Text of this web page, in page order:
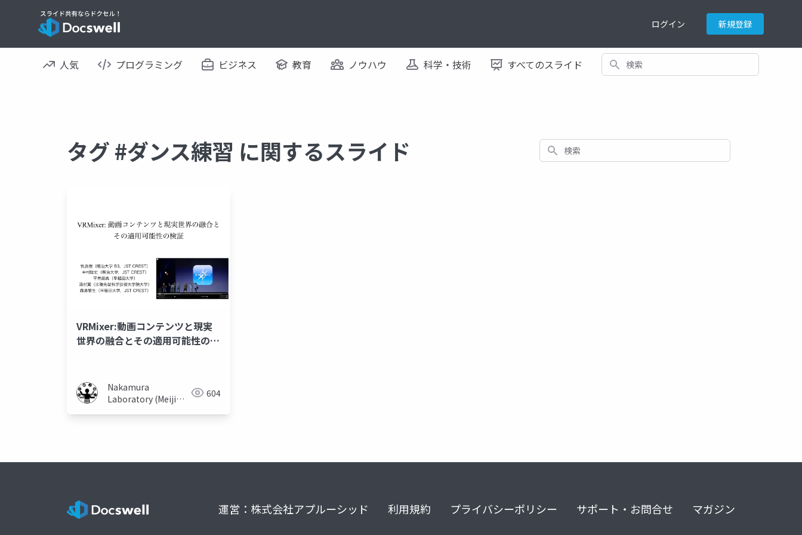
ログイン 新規登録
人気 プログラミング ビジネス 教育 ノウハウ 科学・技術 すべてのスライド 検索
タグ #ダンス練習 に関するスライド 検索
VRMixer:動画コンテンツと現実
世界の融合とその適用可能性の検
Nakamura
Laboratory (Meiji
604
運営：株式会社アプルーシッド 利用規約 プライバシーポリシー サポート・お問合せ マガジン